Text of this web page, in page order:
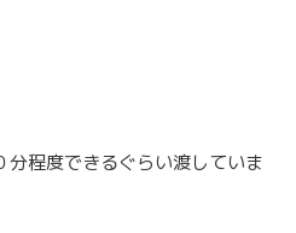
分程度できるぐらい渡していま